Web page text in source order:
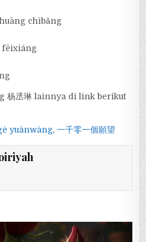
chìbǎng
fēixiáng
杨丞琳 lainnya di link berikut
yuànwàng,一千零一個願望